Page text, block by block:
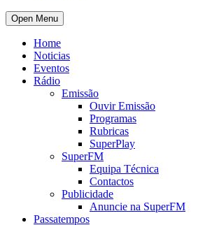
Open Menu
Home
Noticias
Eventos
Rádio
Emissão
Ouvir Emissão
Programas
Rubricas
SuperPlay
SuperFM
Equipa Técnica
Contactos
Publicidade
Anuncie na SuperFM
Passatempos